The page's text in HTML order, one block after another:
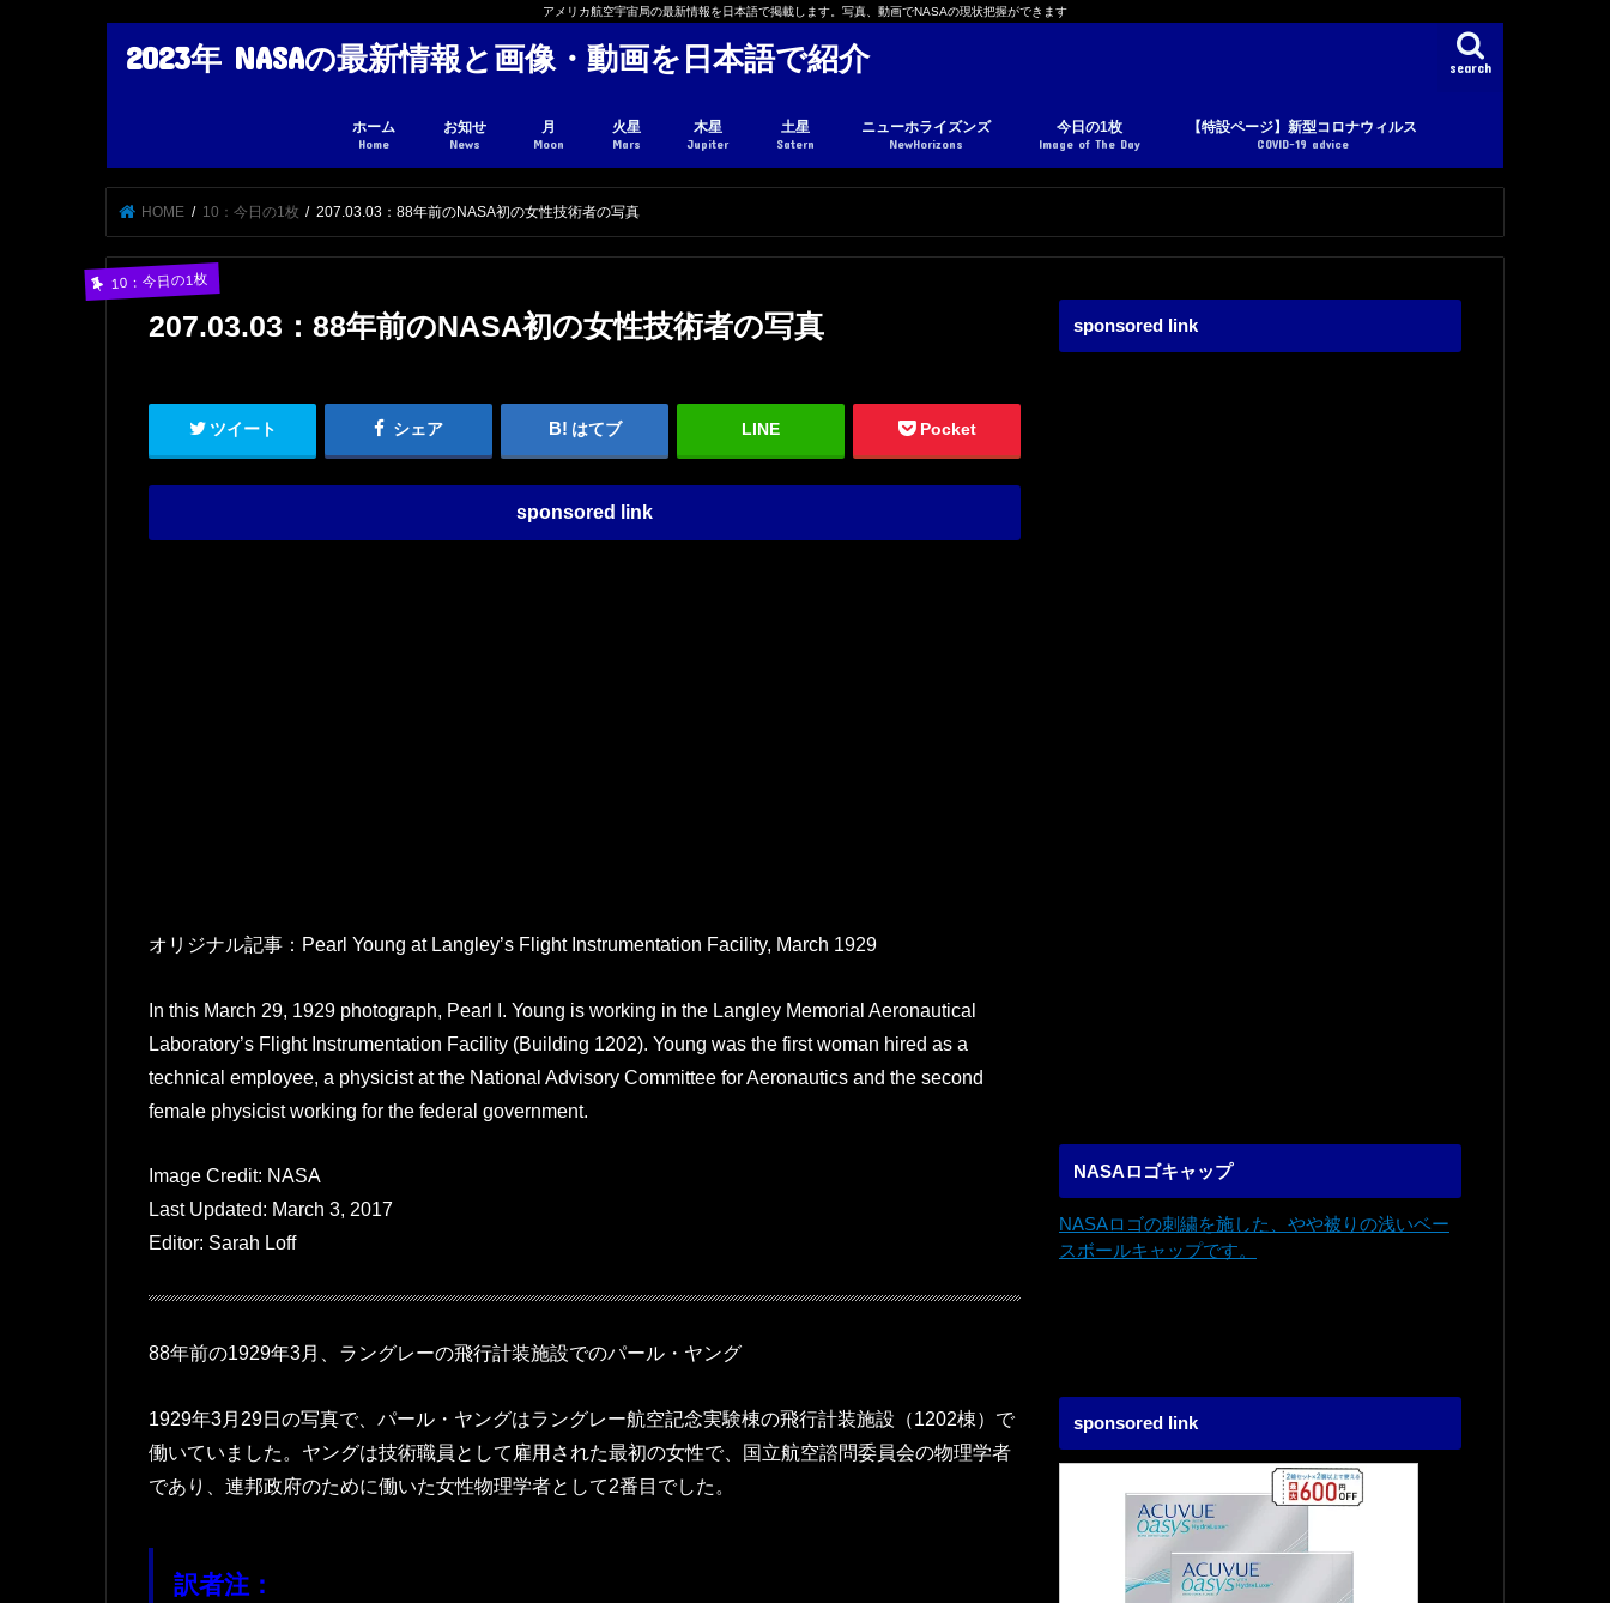
アメリカ航空宇宙局の最新情報を日本語で掲載します。写真、動画でNASAの現状把握ができます
2023年 NASAの最新情報と画像・動画を日本語で紹介 search
ホーム
Home
お知せ
News
月
Moon
火星
Mars
木星
Jupiter
土星
Satern
ニューホライズンズ
NewHorizons
今日の1枚
Image of The Day
【特設ページ】新型コロナウィルス
COVID-19 advice
HOME 10：今日の1枚 207.03.03：88年前のNASA初の女性技術者の写真
10：今日の1枚
207.03.03：88年前のNASA初の女性技術者の写真
ツイート シェア はてブ LINE Pocket
sponsored link
オリジナル記事：Pearl Young at Langley’s Flight Instrumentation Facility, March 1929
In this March 29, 1929 photograph, Pearl I. Young is working in the Langley Memorial Aeronautical
Laboratory’s Flight Instrumentation Facility (Building 1202). Young was the first woman hired as a
technical employee, a physicist at the National Advisory Committee for Aeronautics and the second
female physicist working for the federal government.
Image Credit: NASA
Last Updated: March 3, 2017
Editor: Sarah Loff
88年前の1929年3月、ラングレーの飛行計装施設でのパール・ヤング
1929年3月29日の写真で、パール・ヤングはラングレー航空記念実験棟の飛行計装施設（1202棟）で
働いていました。ヤングは技術職員として雇用された最初の女性で、国立航空諮問委員会の物理学者
であり、連邦政府のために働いた女性物理学者として2番目でした。
訳者注：
sponsored link
NASAロゴキャップ
NASAロゴの刺繍を施した、やや被りの浅いベー
スボールキャップです。
sponsored link